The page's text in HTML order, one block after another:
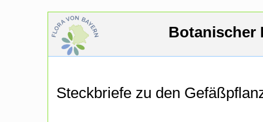
Botanischer
Steckbriefe zu den